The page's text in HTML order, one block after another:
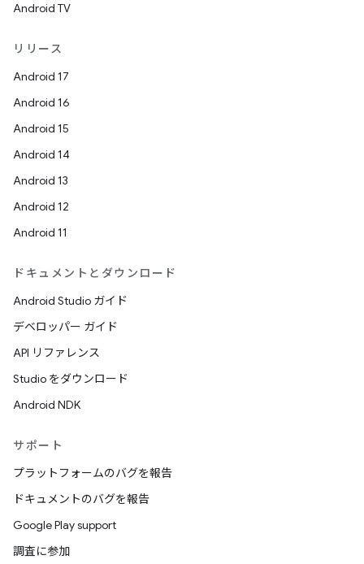
Android TV
リリース
Android 17
Android 16
Android 15
Android 14
Android 13
Android 12
Android 11
ドキュメントとダウンロード
Android Studio ガイド
デベロッパー ガイド
API リファレンス
Studio をダウンロード
Android NDK
サポート
プラットフォームのバグを報告
ドキュメントのバグを報告
Google Play support
調査に参加